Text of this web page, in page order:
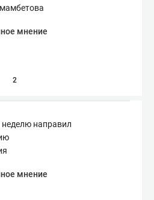
мнение
2
направил
мнение